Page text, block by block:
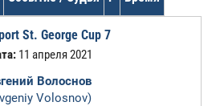
St. George Cup 7
11 апреля 2021
Волоснов
Volosnov)